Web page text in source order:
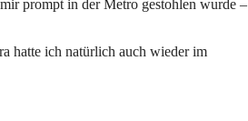
prompt in der Metro gestohlen wurde –
hatte ich natürlich auch wieder im